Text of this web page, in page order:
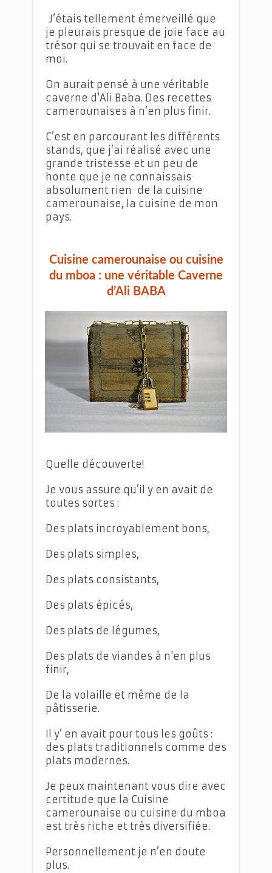
J’étais tellement émerveillé que
je pleurais presque de joie face au
trésor qui se trouvait en face de
moi.
On aurait pensé à une véritable
caverne d'Ali Baba. Des recettes
camerounaises à n’en plus finir.
C’est en parcourant les différents
stands, que j’ai réalisé avec une
grande tristesse et un peu de
honte que je ne connaissais
absolument rien de la cuisine
camerounaise, la cuisine de mon
pays.
Cuisine camerounaise ou cuisine
du mboa : une véritable Caverne
d’Ali BABA
Cuisine camerounaise ou cuisine du mboa
Quelle découverte!
Je vous assure qu’il y en avait de
toutes sortes :
Des plats incroyablement bons,
Des plats simples,
Des plats consistants,
Des plats épicés,
Des plats de légumes,
Des plats de viandes à n'en plus
finir,
De la volaille et même de la
pâtisserie.
Il y’ en avait pour tous les goûts :
des plats traditionnels comme des
plats modernes.
Je peux maintenant vous dire avec
certitude que la Cuisine
camerounaise ou cuisine du mboa
est très riche et très diversifiée.
Personnellement je n’en doute
plus.